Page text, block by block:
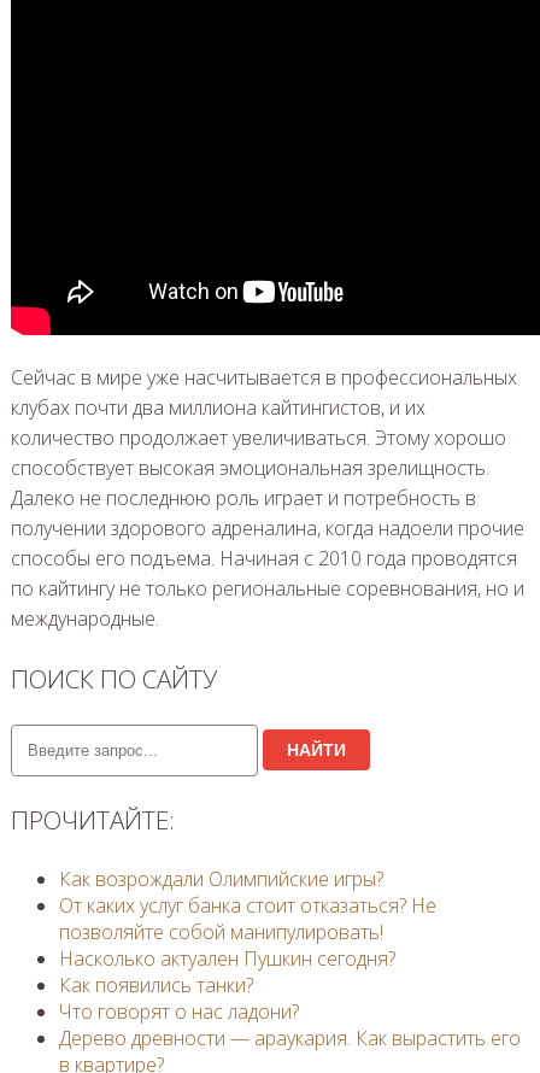
Сейчас в мире уже насчитывается в профессиональных
клубах почти два миллиона кайтингистов, и их
количество продолжает увеличиваться. Этому хорошо
способствует высокая эмоциональная зрелищность.
Далеко не последнюю роль играет и потребность в
получении здорового адреналина, когда надоели прочие
способы его подъема. Начиная с 2010 года проводятся
по кайтингу не только региональные соревнования, но и
международные.
ПОИСК ПО САЙТУ
НАЙТИ
ПРОЧИТАЙТЕ:
Как возрождали Олимпийские игры?
От каких услуг банка стоит отказаться? Не
позволяйте собой манипулировать!
Насколько актуален Пушкин сегодня?
Как появились танки?
Что говорят о нас ладони?
Дерево древности — араукария. Как вырастить его
в квартире?